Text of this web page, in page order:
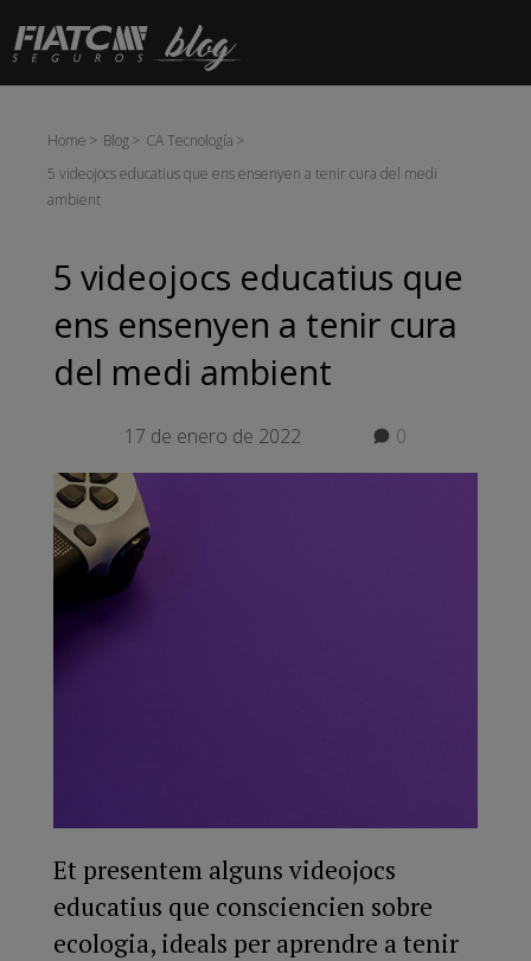
Salta al contingut principal
Home Blog
CA Tecnología
5 videojocs educatius que ens ensenyen a tenir cura del medi
ambient
5 videojocs educatius que
ens ensenyen a tenir cura
del medi ambient
17 de enero de 2022 0
Et presentem alguns videojocs
educatius que consciencien sobre
ecologia, ideals per aprendre a tenir